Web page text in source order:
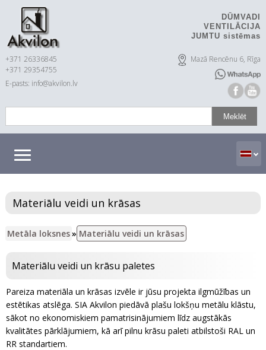
DŪMVADI
VENTILĀCIJA
JUMTU sistēmas
+371 26336845
+371 29354755
E-pasts: info@akvilon.lv
Mazā Rencēnu 6, Rīga
Materiālu veidi un krāsas
Metāla loksnes» Materiālu veidi un krāsas
Materiālu veidi un krāsu paletes
Pareiza materiāla un krāsas izvēle ir jūsu projekta ilgmūžības un
estētikas atslēga. SIA Akvilon piedāvā plašu lokšņu metālu klāstu,
sākot no ekonomiskiem pamatrisinājumiem līdz augstākās
kvalitātes pārklājumiem, kā arī pilnu krāsu paleti atbilstoši RAL un
RR standartiem.